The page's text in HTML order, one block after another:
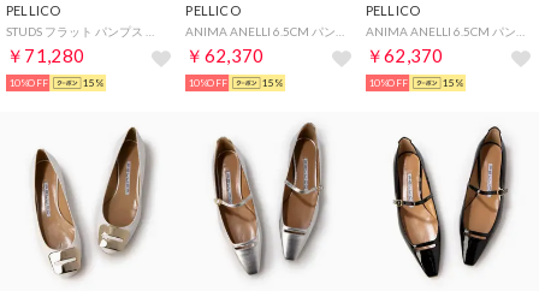
PELLICO
￥71,280
10%OFF 15%
PELLICO
￥62,370
10%OFF 15%
PELLICO
￥62,370
10%OFF 15%